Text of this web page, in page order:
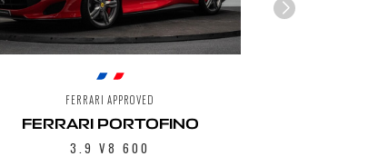
FERRARI APPROVED
FERRARI PORTOFINO
3.9 V8 600